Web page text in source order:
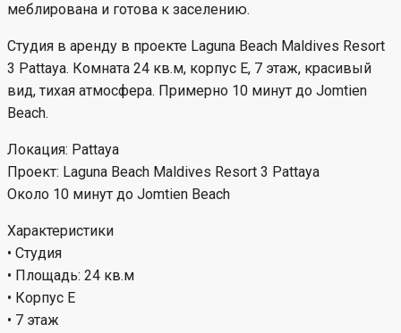
меблирована и готова к заселению.
Студия в аренду в проекте Laguna Beach Maldives Resort
3 Pattaya. Комната 24 кв.м, корпус E, 7 этаж, красивый
вид, тихая атмосфера. Примерно 10 минут до Jomtien
Beach.
Локация: Pattaya
Проект: Laguna Beach Maldives Resort 3 Pattaya
Около 10 минут до Jomtien Beach
Характеристики
• Студия
• Площадь: 24 кв.м
• Корпус E
• 7 этаж